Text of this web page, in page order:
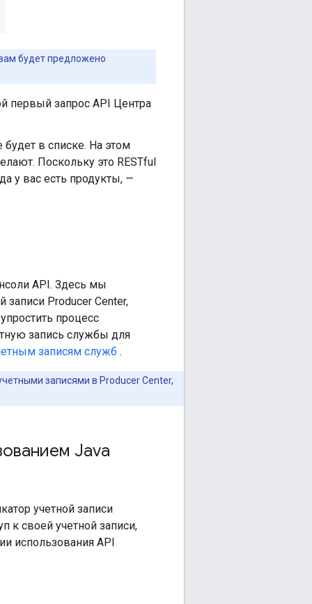
будет предложено
первый запрос API Центра
в списке. На этом
Поскольку это RESTful
у вас есть продукты, —
API. Здесь мы
записи Producer Center,
процесс
запись службы для
записям служб .
записями в Producer Center,
Java
учетной записи
к своей учетной записи,
использования API